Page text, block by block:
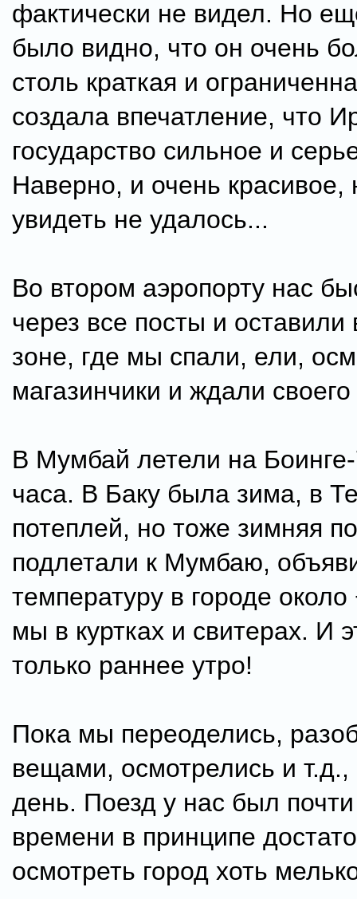
фактически не видел. Но
было видно, что он очень
столь краткая и
создала впечатление, что
государство сильное и
Наверно, и очень красивое,
увидеть не удалось...
Во втором аэропорту нас
через все посты и оставили
зоне, где мы спали, ели,
магазинчики и ждали
В Мумбай летели на
часа. В Баку была зима, в
потеплей, но тоже зимняя
подлетали к Мумбаю,
температуру в городе
мы в куртках и свитерах. И
только раннее утро!
Пока мы переоделись,
вещами, осмотрелись и
день. Поезд у нас был
времени в принципе
осмотреть город хоть